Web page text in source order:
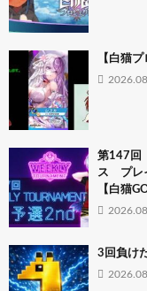
【白猫
第147回
ス プレ
【白猫
3回負け